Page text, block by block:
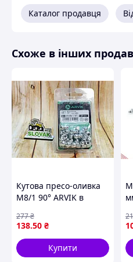
Каталог продавця
Схоже в інших
Кутова пресо-оливка
М8/1 90° ARVIK в
зручного змащування
механізмів
138.50 ₴
277₴
Купити
21